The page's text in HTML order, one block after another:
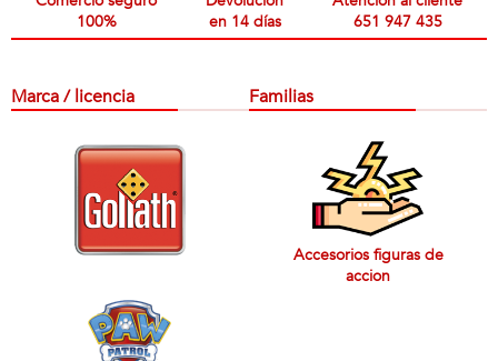
100%
en 14 días
651 947 435
Marca / licencia Familias
Accesorios figuras de
accion